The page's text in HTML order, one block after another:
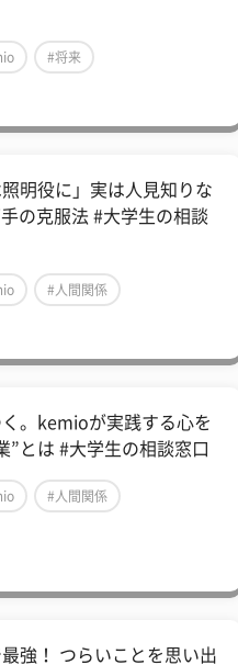
#将来
明役に」実は人見知りな
の克服法 #大学生の相談
#人間関係
。kemioが実践する心を
”とは #大学生の相談窓口
#人間関係
強！ つらいことを思い出